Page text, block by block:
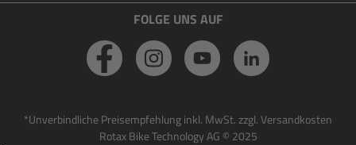
FOLGE UNS AUF
*Unverbindliche Preisempfehlung inkl. MwSt. zzgl. Versandkosten
Rotax Bike Technology AG © 2025